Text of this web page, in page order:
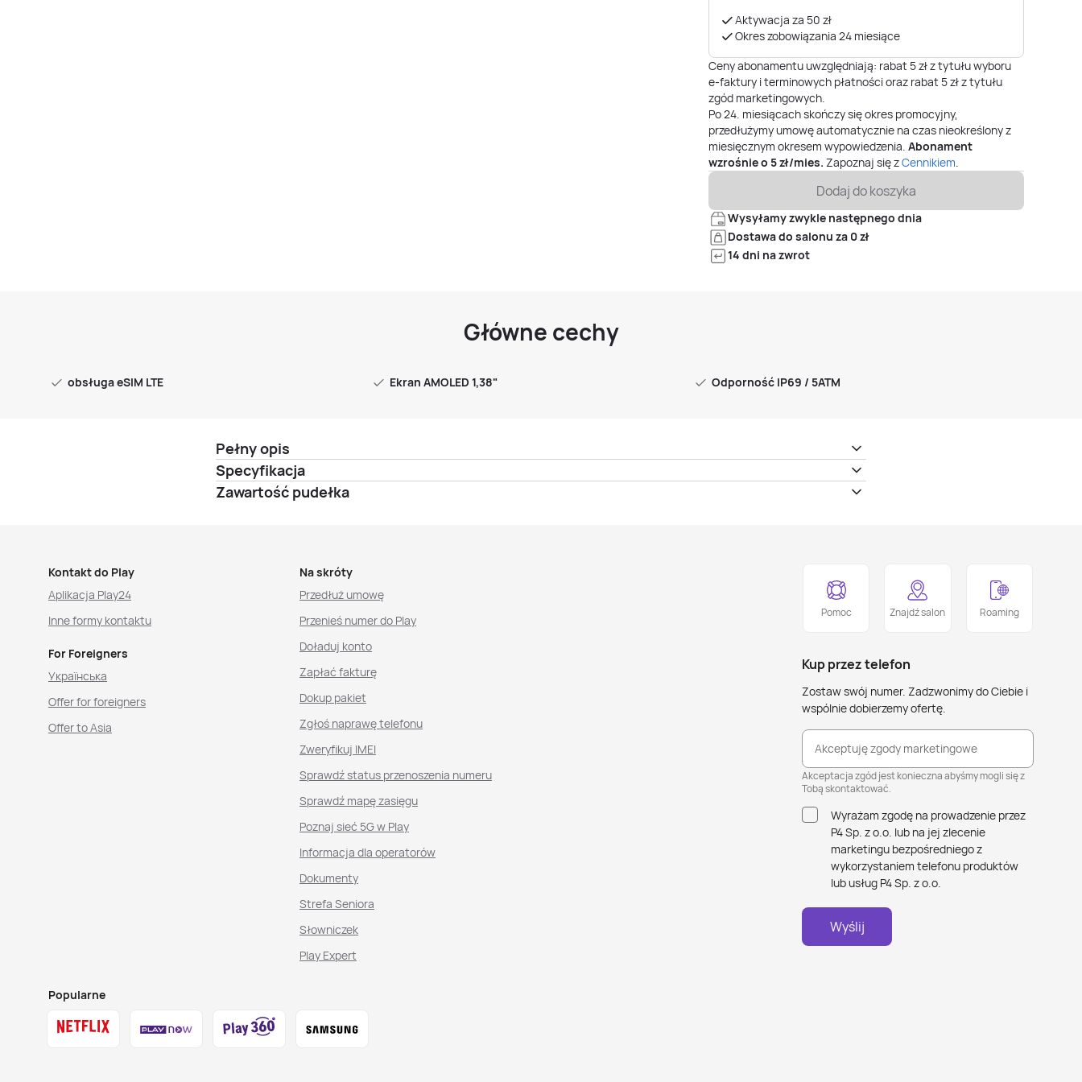
Aktywacja za 50 zł
Okres zobowiązania 24 miesiące
Ceny abonamentu uwzględniają: rabat 5 zł z tytułu wyboru
e-faktury i terminowych płatności oraz rabat 5 zł z tytułu
zgód marketingowych.
Po24. miesiącachskończy się okres promocyjny,
przedłużymy umowę automatycznie na czas nieokreślony z
miesięcznym okresem wypowiedzenia. Abonament
wzrośnie o 5zł/mies. Zapoznaj się zCennikiem.
Dodaj do koszyka
Wysyłamy zwykle następnego dnia
Dostawa do salonu za 0 zł
14 dni na zwrot
Główne cechy
obsługa eSIM LTE Ekran AMOLED 1,38" Odporność IP69 / 5ATM
Pełny opis
Specyfikacja
Zawartość pudełka
Kontakt do Play
Aplikacja Play24
Inne formy kontaktu
For Foreigners
Українська
Offer for foreigners
Offer to Asia
Na skróty
Przedłuż umowę
Przenieś numer do Play
Doładuj konto
Zapłać fakturę
Dokup pakiet
Zgłoś naprawę telefonu
Zweryfikuj IMEI
Sprawdź status przenoszenia numeru
Sprawdź mapę zasięgu
Poznaj sieć 5G w Play
Informacja dla operatorów
Dokumenty
Strefa Seniora
Słowniczek
Play Expert
Popularne
Pomoc Znajdź salon Roaming
Kup przez telefon
Zostaw swój numer. Zadzwonimy do Ciebie i
wspólnie dobierzemy ofertę.
Akceptuję zgody marketingowe
Akceptacja zgód jest konieczna abyśmy mogli się z
Tobą skontaktować.
Wyrażam zgodę na prowadzenie przez
P4 Sp. z o.o. lub na jej zlecenie
marketingu bezpośredniego z
wykorzystaniem telefonu produktów
lub usług P4 Sp. z o.o.
Wyślij